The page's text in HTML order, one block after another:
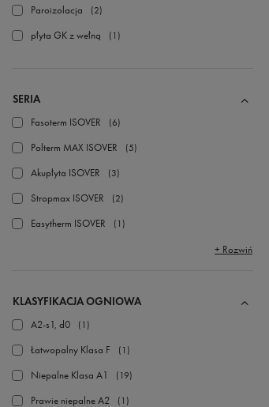
Paroizolacja 2
płyta GK z wełną 1
SERIA
Fasoterm ISOVER 6
Polterm MAX ISOVER 5
Akupłyta ISOVER 3
Stropmax ISOVER 2
Easytherm ISOVER 1
+ Rozwiń
KLASYFIKACJA OGNIOWA
A2-s1, d0 1
Łatwopalny Klasa F 1
Niepalne Klasa A1 19
Prawie niepalne A2 1